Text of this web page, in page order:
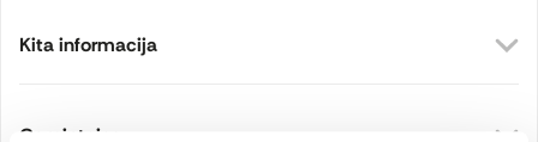
Kita informacija
Gamintojas